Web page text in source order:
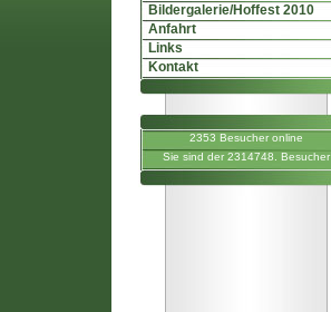
Bildergalerie/Hoffest 2010
Anfahrt
Links
Kontakt
2353 Besucher online
Sie sind der 2314748. Besucher